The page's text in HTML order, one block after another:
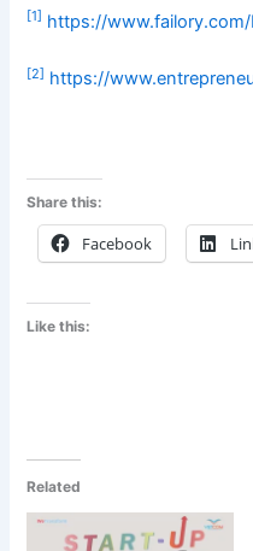
[1] https://
[2] https://
Share this:
Facebook
Like this:
Related